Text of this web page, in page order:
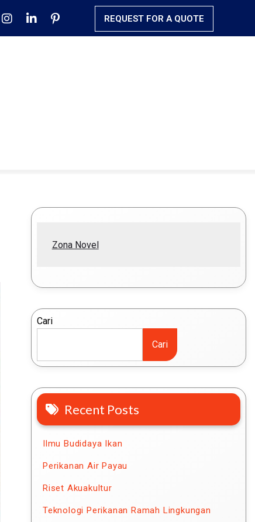
REQUEST FOR A QUOTE
Zona Novel
Cari
Cari
Recent Posts
Ilmu Budidaya Ikan
Perikanan Air Payau
Riset Akuakultur
Teknologi Perikanan Ramah Lingkungan